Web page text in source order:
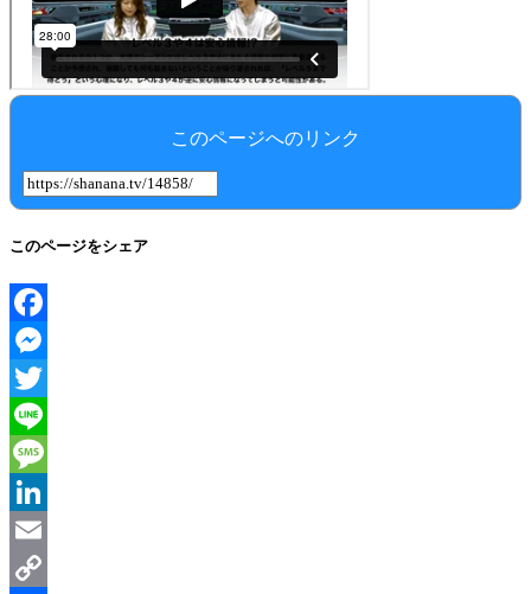
このページへのリンク
このページをシェア
Facebook
Messenger
Twitter
Line
Message
LinkedIn
Email